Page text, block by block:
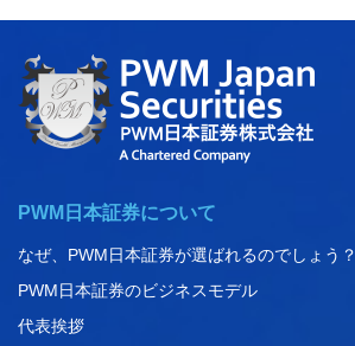
PWM日本証券について
なぜ、PWM日本証券が選ばれるのでしょう？
PWM日本証券のビジネスモデル
代表挨拶